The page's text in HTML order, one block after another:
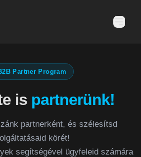
Partner Program
is partnerünk!
partnerként, és szélesítsd
körét!
segítségével ügyfeleid számára